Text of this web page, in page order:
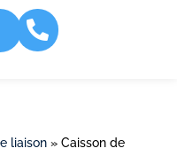
liaison » Caisson de